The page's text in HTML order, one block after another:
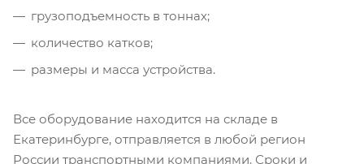
грузоподъемность в тоннах;
количество катков;
размеры и масса устройства.
Все оборудование находится на складе в
Екатеринбурге, отправляется в любой регион
России транспортными компаниями. Сроки и